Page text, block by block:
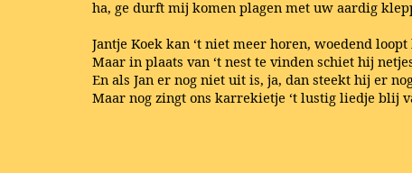
ha, ge durft mij komen plagen met uw aardig
Jantje Koek kan ‘t niet meer horen, woedend
Maar in plaats van ‘t nest te vinden schiet hij
En als Jan er nog niet uit is, ja, dan steekt hij er
Maar nog zingt ons karrekietje ‘t lustig liedje blij